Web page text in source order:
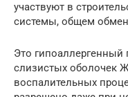
участвуют в
системы, общем
Это гипоаллергенный
слизистых оболочек
воспалительных